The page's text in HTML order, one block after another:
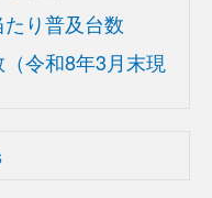
り普及台数
（令和8年3月末現